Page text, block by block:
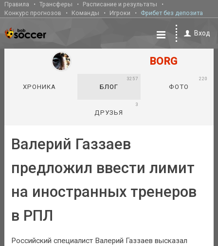
Правила Трансферы
Расписание и результаты
Конкурс прогнозов
Команды Игроки Фрибет без депозита
Вход
BORG
ХРОНИКА БЛОГ
3257
ФОТО
220
ДРУЗЬЯ
3
Валерий Газзаев
предложил ввести лимит
на иностранных тренеров
в РПЛ
Российский специалист Валерий Газзаев высказал